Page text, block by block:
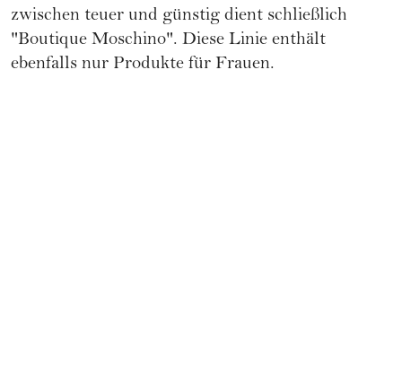
zwischen teuer und günstig dient schließlich
"Boutique Moschino". Diese Linie enthält
ebenfalls nur Produkte für Frauen.